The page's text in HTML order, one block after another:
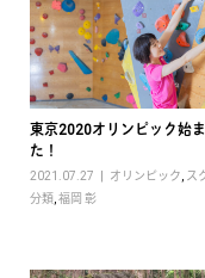
東京2020オリンピック始
た！
2021.07.27 オリンピック ス
分類 福岡 彰